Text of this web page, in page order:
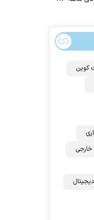
بودیم
درست
کوین
خارجی